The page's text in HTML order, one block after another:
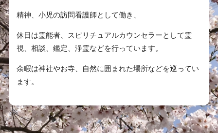
精神、小児の訪問看護師として働き、
休日は霊能者、スピリチュアルカウンセラーとして霊
視、相談、鑑定、浄霊などを行っています。
余暇は神社やお寺、自然に囲まれた場所などを巡ってい
ます。